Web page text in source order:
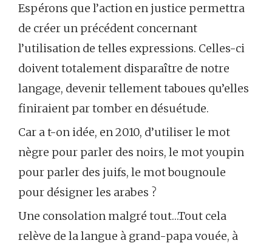
Espérons que l’action en justice permettra
de créer un précédent concernant
l’utilisation de telles expressions. Celles-ci
doivent totalement disparaître de notre
langage, devenir tellement taboues qu’elles
finiraient par tomber en désuétude.
Car a t-on idée, en 2010, d’utiliser le mot
nègre pour parler des noirs, le mot youpin
pour parler des juifs, le mot bougnoule
pour désigner les arabes ?
Une consolation malgré tout…Tout cela
relève de la langue à grand-papa vouée, à